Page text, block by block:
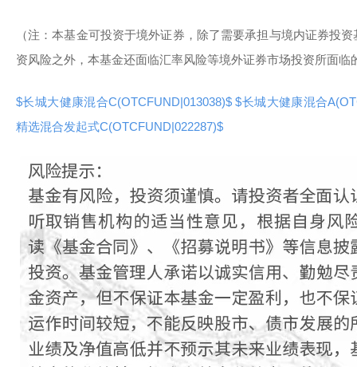
（注：本基金可投资于境外证券，除了需要承担与境内证券投
资风险之外，本基金还面临汇率风险等境外证券市场投资所面临
$长城大健康混合C(OTCFUND|013038)$$长城大健康混合
精选混合发起式C(OTCFUND|022287)$